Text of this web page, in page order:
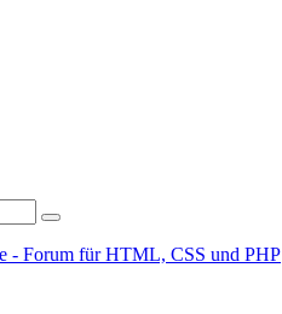
- Forum für HTML, CSS und PHP